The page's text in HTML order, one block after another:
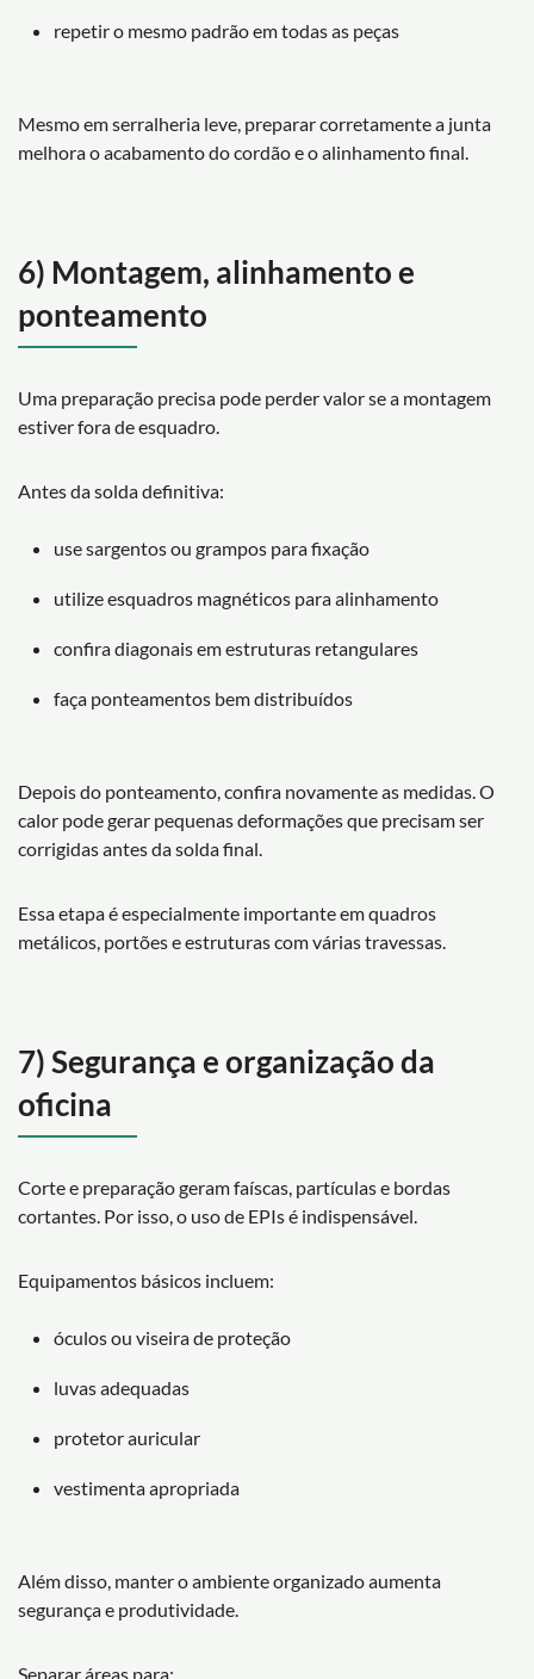
repetir o mesmo padrão em todas as peças
Mesmo em serralheria leve, preparar corretamente a junta
melhora o acabamento do cordão e o alinhamento final.
6) Montagem, alinhamento e
ponteamento
Uma preparação precisa pode perder valor se a montagem
estiver fora de esquadro.
Antes da solda definitiva:
use sargentos ou grampos para fixação
utilize esquadros magnéticos para alinhamento
confira diagonais em estruturas retangulares
faça ponteamentos bem distribuídos
Depois do ponteamento, confira novamente as medidas. O
calor pode gerar pequenas deformações que precisam ser
corrigidas antes da solda final.
Essa etapa é especialmente importante em quadros
metálicos, portões e estruturas com várias travessas.
7) Segurança e organização da
oficina
Corte e preparação geram faíscas, partículas e bordas
cortantes. Por isso, o uso de EPIs é indispensável.
Equipamentos básicos incluem:
óculos ou viseira de proteção
luvas adequadas
protetor auricular
vestimenta apropriada
Além disso, manter o ambiente organizado aumenta
segurança e produtividade.
Separar áreas para: